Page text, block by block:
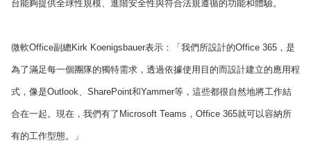
台能夠提供全球性規模、進階安全性與符合法規遵循的功能和體驗。
微軟Office副總Kirk Koenigsbauer表示：「我們所設計的Office 365，是
為了滿足每一個團隊的獨特需求，透過依據使用目的而設計建立的應用程
式，像是Outlook、SharePoint和Yammer等，這些都很自然地將工作結
合在一起。現在，我們有了Microsoft Teams，Office 365就可以容納所
有的工作型態。」